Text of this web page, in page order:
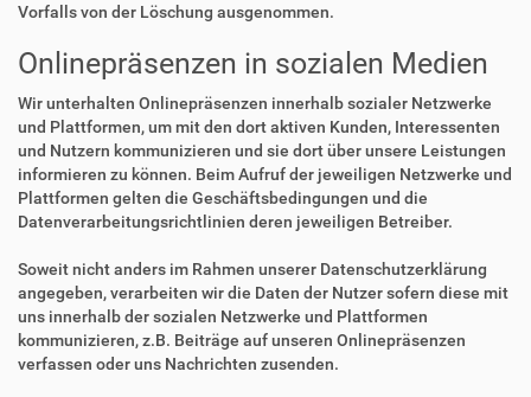
Vorfalls von der Löschung ausgenommen.
Onlinepräsenzen in sozialen Medien
Wir unterhalten Onlinepräsenzen innerhalb sozialer Netzwerke
und Plattformen, um mit den dort aktiven Kunden, Interessenten
und Nutzern kommunizieren und sie dort über unsere Leistungen
informieren zu können. Beim Aufruf der jeweiligen Netzwerke und
Plattformen gelten die Geschäftsbedingungen und die
Datenverarbeitungsrichtlinien deren jeweiligen Betreiber.
Soweit nicht anders im Rahmen unserer Datenschutzerklärung
angegeben, verarbeiten wir die Daten der Nutzer sofern diese mit
uns innerhalb der sozialen Netzwerke und Plattformen
kommunizieren, z.B. Beiträge auf unseren Onlinepräsenzen
verfassen oder uns Nachrichten zusenden.